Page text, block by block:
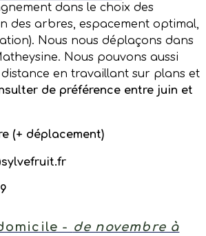
est vide.
dans le choix des
des arbres, espacement optimal,
Nous nous déplaçons dans
Nous pouvons aussi
en travaillant sur plans et
de préférence entre juin et
(+ déplacement)
- de novembre à